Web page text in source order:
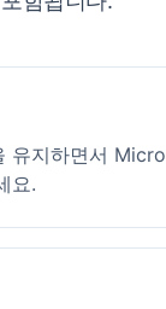
years from the date of
in the receiving
obtained from a third party
is governed by
its conflict-of-laws
any information
상의 주의(어떠한 경우에도
원칙에 관계없이 캘리포니
공개 당사자의 기밀 정보를 참조
유지하면서
요.